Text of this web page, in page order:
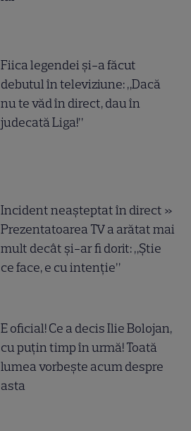
Fiica legendei și-a făcut
debutul în televiziune: „Dacă
nu te văd în direct, dau în
judecată Liga!”
Incident neașteptat în direct »
Prezentatoarea TV a arătat mai
mult decât și-ar fi dorit: „Știe
ce face, e cu intenție”
E oficial! Ce a decis Ilie Bolojan,
cu puțin timp în urmă! Toată
lumea vorbește acum despre
asta